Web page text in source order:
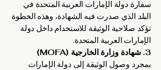
سفارة دولة الإمارات العربية المتحدة في
البلد الذي صدرت فيه الشهادة، وهذه الخطوة
تؤكد صلاحية الوثيقة للاستخدام داخل دولة
الإمارات العربية المتحدة.
3. شهادة وزارة الخارجية (MOFA)
بمجرد وصول الوثيقة إلى دولة الإمارات